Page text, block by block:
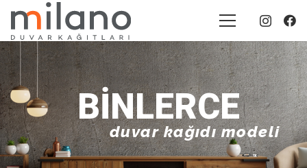
BINLERCE
duvar kağıdı modeli